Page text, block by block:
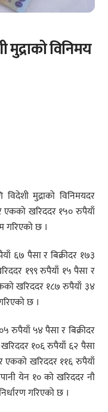
विनिमय
मुद्राको विनिमयदर
एकको खरिददर १५० रुपैयाँ
गरिएको छ ।
६७ पैसा र बिक्रीदर १७३
१९९ रुपैयाँ १५ पैसा र
खरिददर १८७ रुपैयाँ ३४
छ ।
रुपैयाँ ५४ पैसा र बिक्रीदर
१०६ रुपैयाँ ६२ पैसा
एकको खरिददर ११६ रुपैयाँ
येन १० को खरिददर नौ
गरिएको छ ।